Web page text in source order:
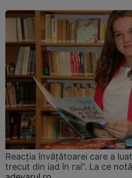
Reacția învățătoarei care a
trecut din iad în rai”. La ce